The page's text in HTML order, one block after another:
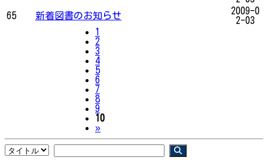
65
新着図書のお知らせ
2009-0
2-03
1
2
3
4
5
6
7
8
9
10
»Next